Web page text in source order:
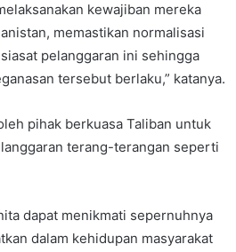
kewajiban mereka
memastikan normalisasi
pelanggaran ini sehingga
tersebut berlaku,” katanya.
pihak berkuasa Taliban untuk
terang-terangan seperti
dapat menikmati sepernuhnya
dalam kehidupan masyarakat